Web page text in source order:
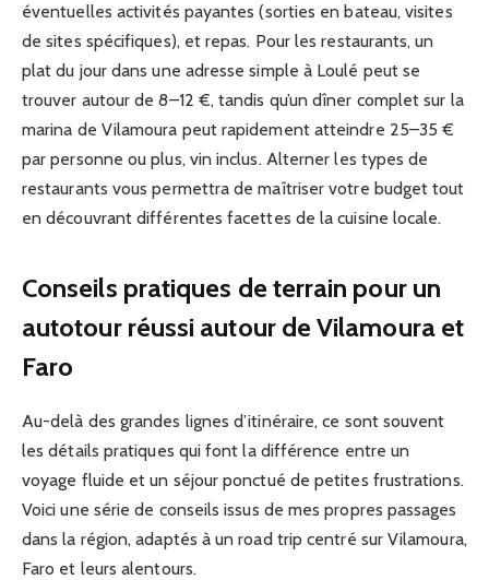
éventuelles activités payantes (sorties en bateau, visites
de sites spécifiques), et repas. Pour les restaurants, un
plat du jour dans une adresse simple à Loulé peut se
trouver autour de 8–12 €, tandis qu’un dîner complet sur la
marina de Vilamoura peut rapidement atteindre 25–35 €
par personne ou plus, vin inclus. Alterner les types de
restaurants vous permettra de maîtriser votre budget tout
en découvrant différentes facettes de la cuisine locale.
Conseils pratiques de terrain pour un
autotour réussi autour de Vilamoura et
Faro
Au-delà des grandes lignes d’itinéraire, ce sont souvent
les détails pratiques qui font la différence entre un
voyage fluide et un séjour ponctué de petites frustrations.
Voici une série de conseils issus de mes propres passages
dans la région, adaptés à un road trip centré sur Vilamoura,
Faro et leurs alentours.